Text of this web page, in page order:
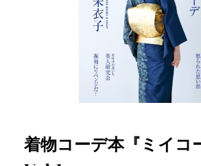
着物コーデ本『ミイコ